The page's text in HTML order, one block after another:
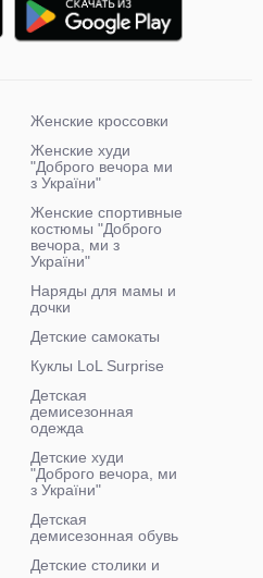
Женские кроссовки
Женские худи
"Доброго вечора ми
з України"
Женские спортивные
костюмы "Доброго
вечора, ми з
України"
Наряды для мамы и
дочки
Детские самокаты
Куклы LoL Surprise
Детская
демисезонная
одежда
Детские худи
"Доброго вечора, ми
з України"
Детская
демисезонная обувь
Детские столики и